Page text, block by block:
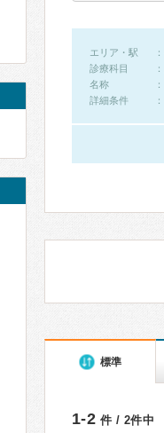
エリア・駅
診療科目
名称
詳細条件
標準
1-2 件 / 2件中